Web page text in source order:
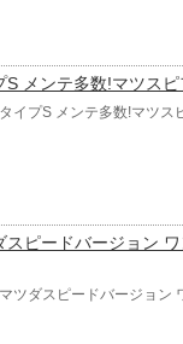
メンテ多数!マツス
イプS メンテ多数!マツス
ピードバージョン
ツダスピードバージョン